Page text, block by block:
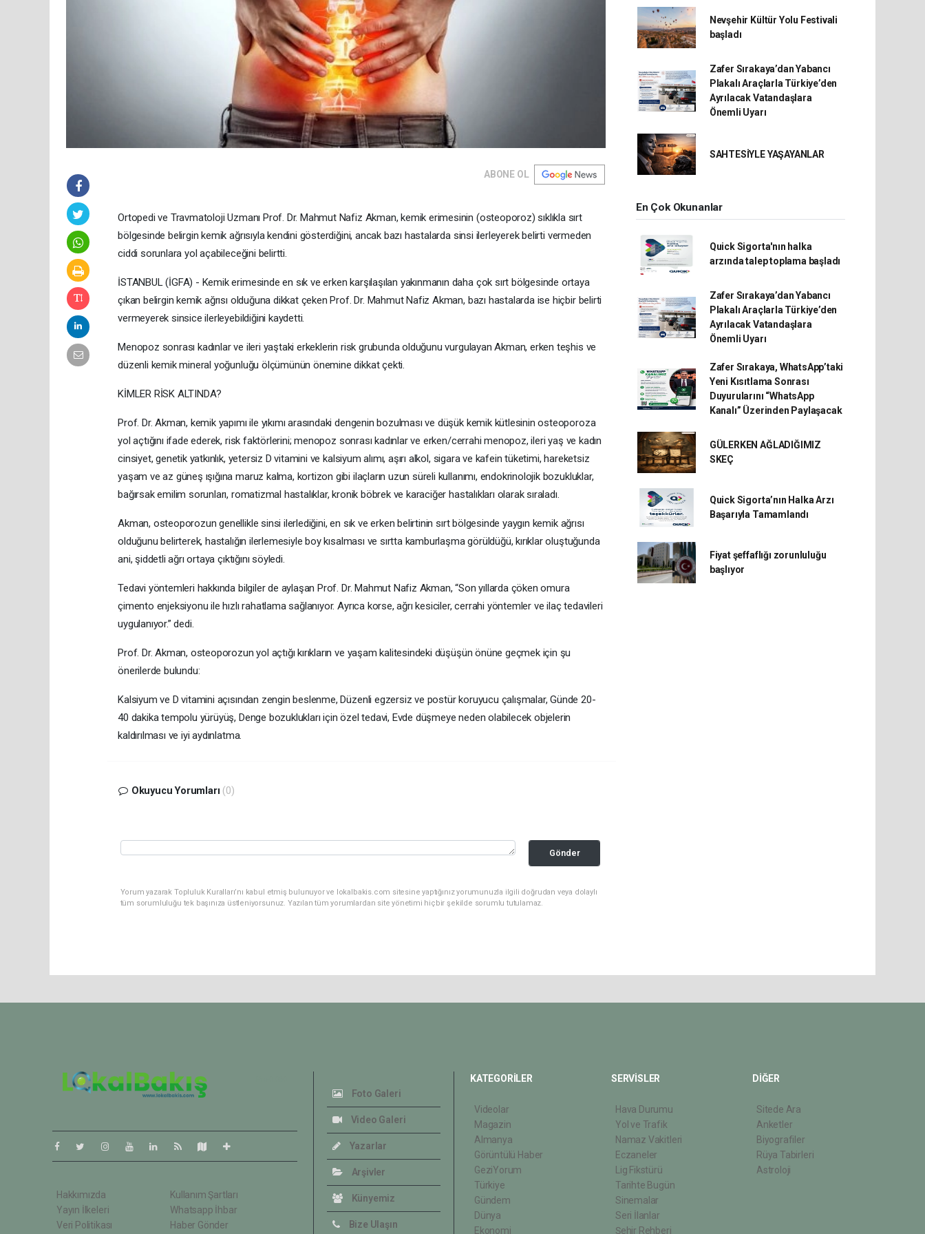
ABONE OL
Ortopedi ve Travmatoloji Uzmanı Prof. Dr. Mahmut Nafiz Akman, kemik erimesinin (osteoporoz) sıklıkla sırt
bölgesinde belirgin kemik ağrısıyla kendini gösterdiğini, ancak bazı hastalarda sinsi ilerleyerek belirti vermeden
ciddi sorunlara yol açabileceğini belirtti.
İSTANBUL (İGFA) - Kemik erimesinde en sık ve erken karşılaşılan yakınmanın daha çok sırt bölgesinde ortaya
çıkan belirgin kemik ağrısı olduğuna dikkat çeken Prof. Dr. Mahmut Nafiz Akman, bazı hastalarda ise hiçbir belirti
vermeyerek sinsice ilerleyebildiğini kaydetti.
Menopoz sonrası kadınlar ve ileri yaştaki erkeklerin risk grubunda olduğunu vurgulayan Akman, erken teşhis ve
düzenli kemik mineral yoğunluğu ölçümünün önemine dikkat çekti.
KİMLER RİSK ALTINDA?
Prof. Dr. Akman, kemik yapımı ile yıkımı arasındaki dengenin bozulması ve düşük kemik kütlesinin osteoporoza
yol açtığını ifade ederek, risk faktörlerini; menopoz sonrası kadınlar ve erken/cerrahi menopoz, ileri yaş ve kadın
cinsiyet, genetik yatkınlık, yetersiz D vitamini ve kalsiyum alımı, aşırı alkol, sigara ve kafein tüketimi, hareketsiz
yaşam ve az güneş ışığına maruz kalma, kortizon gibi ilaçların uzun süreli kullanımı, endokrinolojik bozukluklar,
bağırsak emilim sorunları, romatizmal hastalıklar, kronik böbrek ve karaciğer hastalıkları olarak sıraladı.
Akman, osteoporozun genellikle sinsi ilerlediğini, en sık ve erken belirtinin sırt bölgesinde yaygın kemik ağrısı
olduğunu belirterek, hastalığın ilerlemesiyle boy kısalması ve sırtta kamburlaşma görüldüğü, kırıklar oluştuğunda
ani, şiddetli ağrı ortaya çıktığını söyledi.
Tedavi yöntemleri hakkında bilgiler de aylaşan Prof. Dr. Mahmut Nafiz Akman, “Son yıllarda çöken omura
çimento enjeksiyonu ile hızlı rahatlama sağlanıyor. Ayrıca korse, ağrı kesiciler, cerrahi yöntemler ve ilaç tedavileri
uygulanıyor.” dedi.
Prof. Dr. Akman, osteoporozun yol açtığı kırıkların ve yaşam kalitesindeki düşüşün önüne geçmek için şu
önerilerde bulundu:
Kalsiyum ve D vitamini açısından zengin beslenme, Düzenli egzersiz ve postür koruyucu çalışmalar, Günde 20-
40 dakika tempolu yürüyüş, Denge bozuklukları için özel tedavi, Evde düşmeye neden olabilecek objelerin
kaldırılması ve iyi aydınlatma.
Okuyucu Yorumları (0)
Gönder
Yorum yazarak Topluluk Kuralları’nı kabul etmiş bulunuyor ve lokalbakis.com sitesine yaptığınız yorumunuzla ilgili doğrudan veya dolaylı
tüm sorumluluğu tek başınıza üstleniyorsunuz. Yazılan tüm yorumlardan site yönetimi hiçbir şekilde sorumlu tutulamaz.
Nevşehir Kültür Yolu Festivali
başladı
Zafer Sırakaya’dan Yabancı
Plakalı Araçlarla Türkiye’den
Ayrılacak Vatandaşlara
Önemli Uyarı
SAHTESİYLE YAŞAYANLAR
En Çok Okunanlar
Quick Sigorta'nın halka
arzında talep toplama başladı
Zafer Sırakaya’dan Yabancı
Plakalı Araçlarla Türkiye’den
Ayrılacak Vatandaşlara
Önemli Uyarı
Zafer Sırakaya, WhatsApp’taki
Yeni Kısıtlama Sonrası
Duyurularını “WhatsApp
Kanalı” Üzerinden Paylaşacak
GÜLERKEN AĞLADIĞIMIZ
SKEÇ
Quick Sigorta’nın Halka Arzı
Başarıyla Tamamlandı
Fiyat şeffaflığı zorunluluğu
başlıyor
Hakkımızda
Yayın İlkeleri
Veri Politikası
Kullanım Şartları
Whatsapp İhbar
Haber Gönder
Foto Galeri
Video Galeri
Yazarlar
Arşivler
Künyemiz
Bize Ulaşın
KATEGORİLER
Videolar
Magazin
Almanya
Görüntülü Haber
GeziYorum
Türkiye
Gündem
Dünya
Ekonomi
SERVİSLER
Hava Durumu
Yol ve Trafik
Namaz Vakitleri
Eczaneler
Lig Fikstürü
Tarihte Bugün
Sinemalar
Seri İlanlar
Şehir Rehberi
DİĞER
Sitede Ara
Anketler
Biyografiler
Rüya Tabirleri
Astroloji